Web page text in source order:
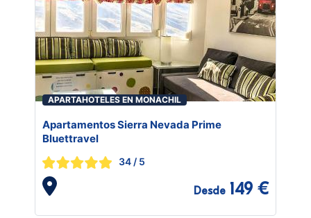
APARTAHOTELES EN MONACHIL
Apartamentos Sierra Nevada Prime
Bluettravel
34 / 5
Desde 149 €